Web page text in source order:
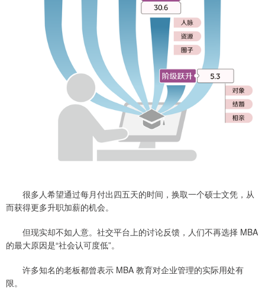
很多人希望通过每月付出四五天的时间，换取一个硕士文凭，从
而获得更多升职加薪的机会。
但现实却不如人意。社交平台上的讨论反馈，人们不再选择 MBA
的最大原因是“社会认可度低”。
许多知名的老板都曾表示 MBA 教育对企业管理的实际用处有
限。